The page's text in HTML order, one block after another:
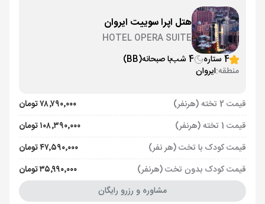
هتل اپرا سوییت ایروان
HOTEL OPERA SUITE
4 ستاره
4 شب با صبحانه(BB)
منطقه:ایروان
قیمت 2 تخته (هرنفر)
۷۸٬۷۹۰٬۰۰۰ تومان
قیمت 1 تخته (هرنفر)
۱۰۸٬۳۹۰٬۰۰۰ تومان
قیمت کودک با تخت (هر نفر)
۴۷٬۵۹۰٬۰۰۰ تومان
قیمت کودک بدون تخت (هرنفر)
۳۵٬۹۹۰٬۰۰۰ تومان
مشاوره و رزرو رایگان